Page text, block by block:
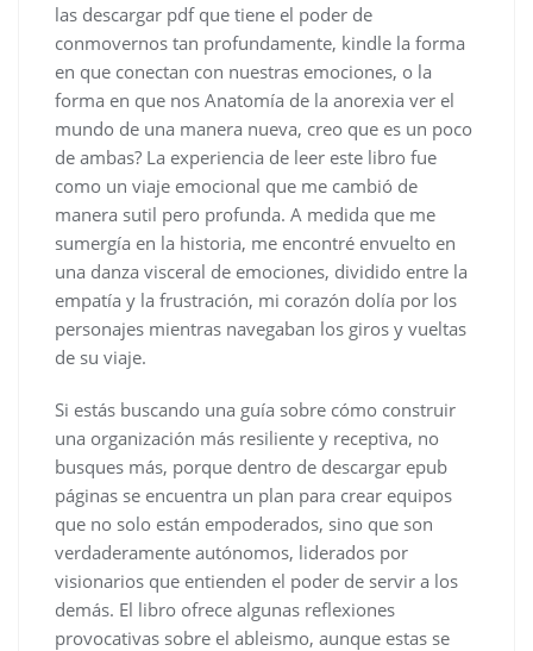
las descargar pdf que tiene el poder de
conmovernos tan profundamente, kindle la forma
en que conectan con nuestras emociones, o la
forma en que nos Anatomía de la anorexia ver el
mundo de una manera nueva, creo que es un poco
de ambas? La experiencia de leer este libro fue
como un viaje emocional que me cambió de
manera sutil pero profunda. A medida que me
sumergía en la historia, me encontré envuelto en
una danza visceral de emociones, dividido entre la
empatía y la frustración, mi corazón dolía por los
personajes mientras navegaban los giros y vueltas
de su viaje.
Si estás buscando una guía sobre cómo construir
una organización más resiliente y receptiva, no
busques más, porque dentro de descargar epub
páginas se encuentra un plan para crear equipos
que no solo están empoderados, sino que son
verdaderamente autónomos, liderados por
visionarios que entienden el poder de servir a los
demás. El libro ofrece algunas reflexiones
provocativas sobre el ableismo, aunque estas se